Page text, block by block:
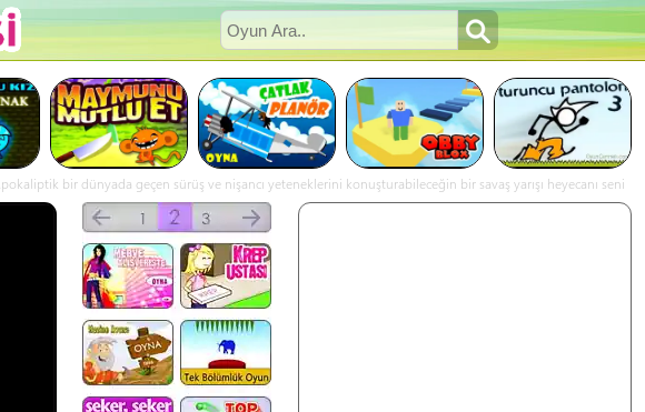
bir dünyada geçen sürüş ve nişancı yeteneklerini konuşturabileceğin bir savaş yarışı heyecanı seni
Düşmanlarınız her türlü araçla peşinize düşecek. Seviyeyi bitirin ve garajda arabanızı yükseltmek için
açabilirsiniz. - Ölüm Cenneti online oyna